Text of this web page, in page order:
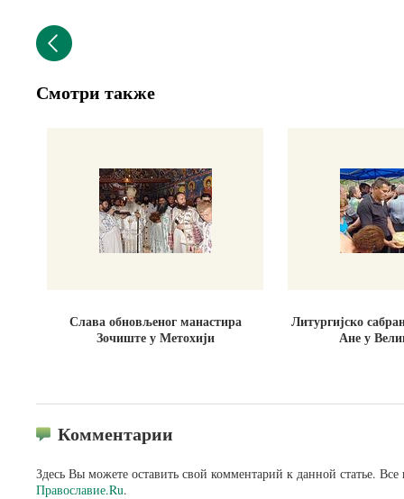
Смотри также
Слава обновљеног манастира
Зочиште у Метохији
Литургијско
Ане у
Комментарии
Здесь Вы можете оставить свой комментарий к данной статье.
Православие.Ru.